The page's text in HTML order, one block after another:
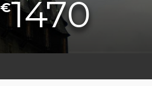
€1470